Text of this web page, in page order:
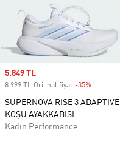
Sale price
5.849 TL
8.999 TL Orijinal fiyat -35%
SUPERNOVA RISE 3 ADAPTIVE
KOŞU AYAKKABISI
Kadın Performance